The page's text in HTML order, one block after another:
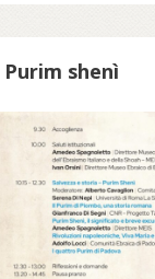
patrimonio
pubblicato dal
Scopri di più su
Purim shenì